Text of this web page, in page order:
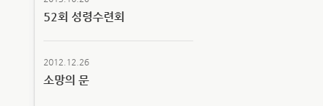
52회 성령수련회
2012.12.26
소망의 문